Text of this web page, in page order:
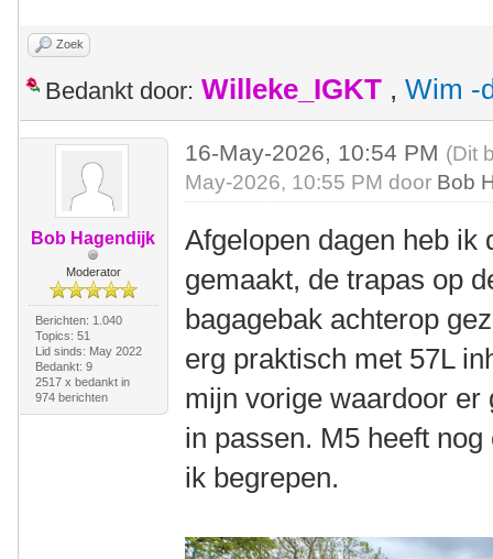
Zoek
Bedankt door: Willeke_IGKT , Wim -
Bob Hagendijk
Moderator
Berichten: 1.040
Topics: 51
Lid sinds: May 2022
Bedankt: 9
2517 x bedankt in
974 berichten
16-May-2026, 10:54 PM (Dit
May-2026, 10:55 PM door Bob
Afgelopen dagen heb ik
gemaakt, de trapas op
bagagebak achterop
erg praktisch met 57L
mijn vorige waardoor
in passen. M5 heeft
ik begrepen.